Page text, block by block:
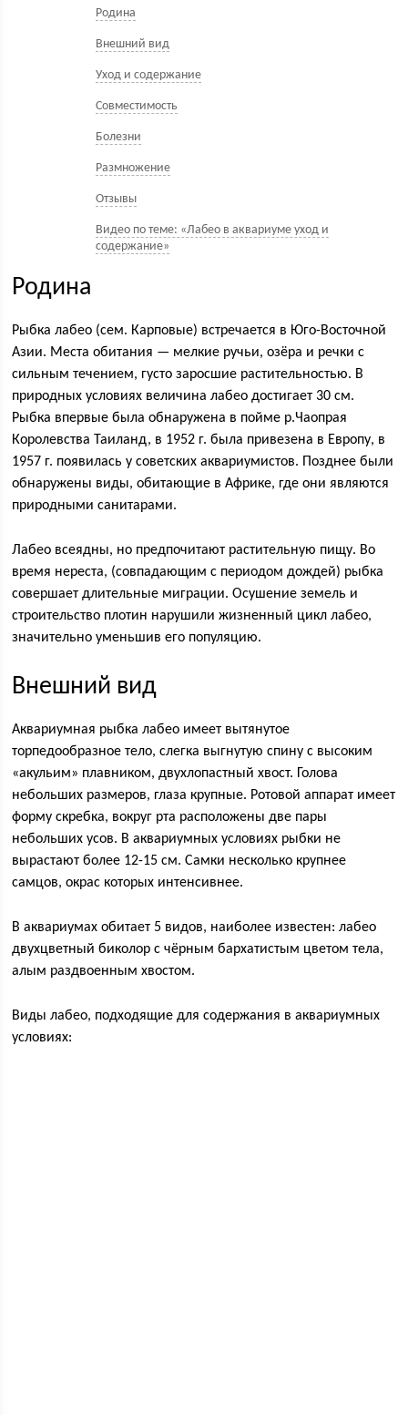
Родина
Внешний вид
Уход и содержание
Совместимость
Болезни
Размножение
Отзывы
Видео по теме: «Лабео в аквариуме уход и
содержание»
Родина
Рыбка лабео (сем. Карповые) встречается в Юго-Восточной
Азии. Места обитания — мелкие ручьи, озёра и речки с
сильным течением, густо заросшие растительностью. В
природных условиях величина лабео достигает 30 см.
Рыбка впервые была обнаружена в пойме р.Чаопрая
Королевства Таиланд, в 1952 г. была привезена в Европу, в
1957 г. появилась у советских аквариумистов. Позднее были
обнаружены виды, обитающие в Африке, где они являются
природными санитарами.
Лабео всеядны, но предпочитают растительную пищу. Во
время нереста, (совпадающим с периодом дождей) рыбка
совершает длительные миграции. Осушение земель и
строительство плотин нарушили жизненный цикл лабео,
значительно уменьшив его популяцию.
Внешний вид
Аквариумная рыбка лабео имеет вытянутое
торпедообразное тело, слегка выгнутую спину с высоким
«акульим» плавником, двухлопастный хвост. Голова
небольших размеров, глаза крупные. Ротовой аппарат имеет
форму скребка, вокруг рта расположены две пары
небольших усов. В аквариумных условиях рыбки не
вырастают более 12-15 см. Самки несколько крупнее
самцов, окрас которых интенсивнее.
В аквариумах обитает 5 видов, наиболее известен: лабео
двухцветный биколор с чёрным бархатистым цветом тела,
алым раздвоенным хвостом.
Виды лабео, подходящие для содержания в аквариумных
условиях: